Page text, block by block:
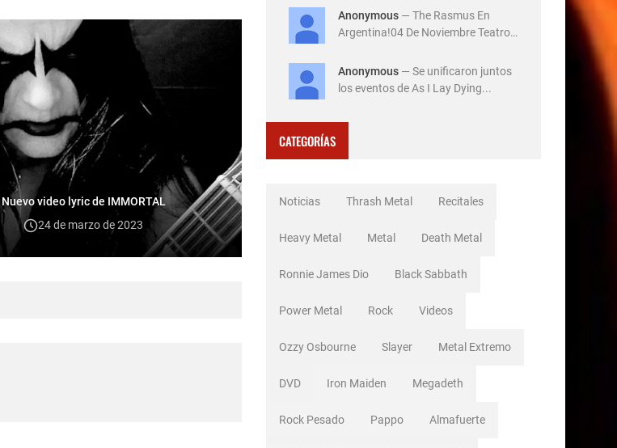
Nuevo video lyric de IMMORTAL
24 de marzo de 2023
Anonymous — The Rasmus En
Argentina!04 De Noviembre Teatro
Anonymous — Se unificaron juntos
los eventos de As I Lay Dying...
CATEGORÍAS
Noticias Thrash Metal Recitales
Heavy Metal Metal Death Metal
Ronnie James Dio Black Sabbath
Power Metal Rock Videos
Ozzy Osbourne Slayer Metal Extremo
DVD Iron Maiden Megadeth
Rock Pesado Pappo Almafuerte